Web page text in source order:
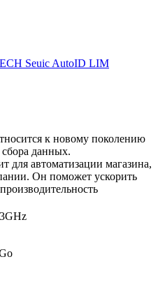
Seuic AutoID LIM
к новому поколению
данных.
автоматизации магазина,
Он поможет ускорить